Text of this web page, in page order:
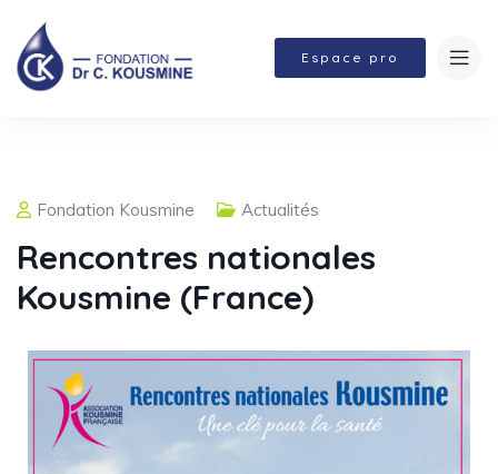
Espace pro
Fondation Kousmine Actualités
Rencontres nationales
Kousmine (France)